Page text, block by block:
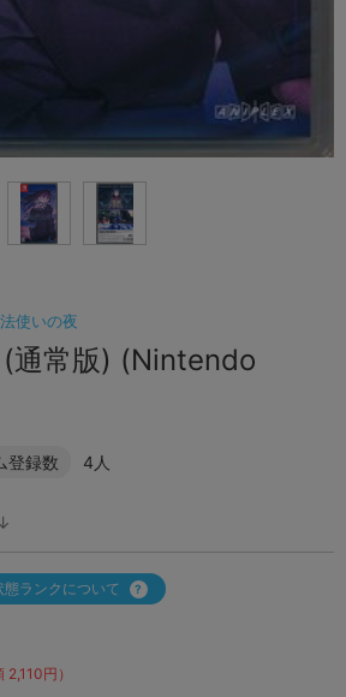
使いの夜
通常版) (Nintendo
登録数 4人
態ランクについて
2,110円）